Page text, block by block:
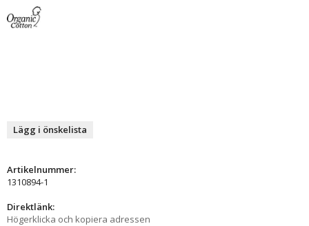
Lägg i önskelista
Artikelnummer:
1310894-1
Direktlänk:
Högerklicka och kopiera adressen